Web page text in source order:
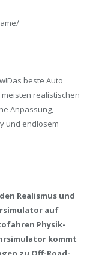
beste Auto
meisten realistischen
Anpassung,
und endlosem
Realismus und
auf
Physik-
kommt